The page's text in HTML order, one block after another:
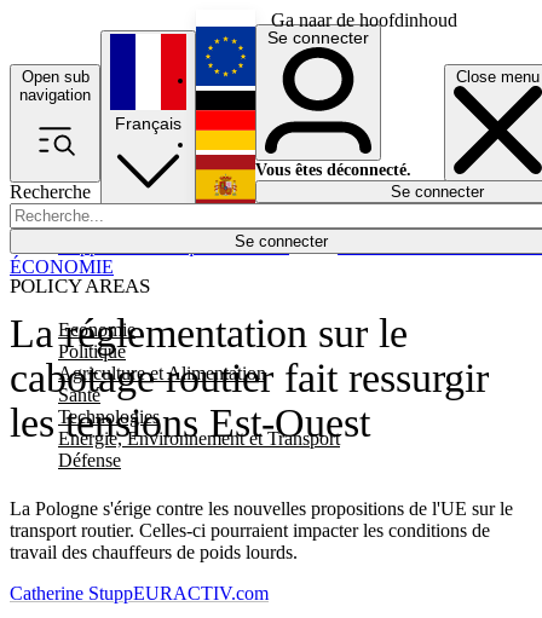
Ga naar de hoofdinhoud
Open sub
navigation
Close menu
Recherche
Se connecter
POLICY AREAS
Economie
Politique
Agriculture et Alimentation
Santé
Technologies
Energie, Environnement et Transport
Défense
Économie
Français
English
Deutsch
Español
Se connecter
Vous êtes déconnecté.
Se connecter
La réglementation sur le
cabotage routier fait ressurgir
les tensions Est-Ouest
La Pologne s'érige contre les nouvelles propositions de l'UE sur le
transport routier. Celles-ci pourraient impacter les conditions de
travail des chauffeurs de poids lourds.
ÉCONOMIE
Catherine StuppEURACTIV.com